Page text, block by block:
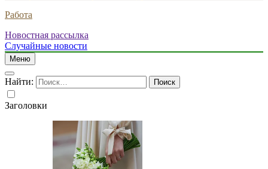
Работа
Новостная рассылка
Случайные новости
Меню
Найти:
Заголовки